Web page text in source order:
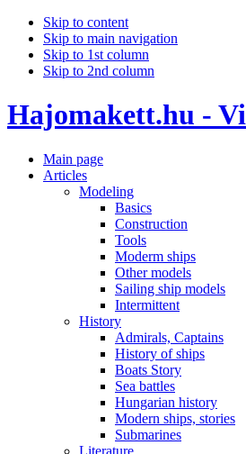
Skip to content
Skip to main navigation
Skip to 1st column
Skip to 2nd column
Hajomakett.hu -
Main page
Articles
Modeling
Basics
Construction
Tools
Moderm ships
Other models
Sailing ship models
Intermittent
History
Admirals, Captains
History of ships
Boats Story
Sea battles
Hungarian history
Modern ships, stories
Submarines
Literature